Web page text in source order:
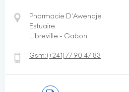
Pharmacie D'Awendje
Estuaire
Libreville - Gabon
Gsm:(+241)77 90 47 83